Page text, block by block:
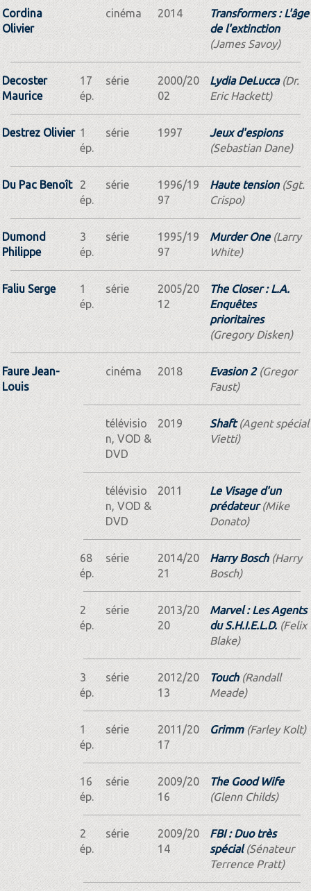
Cordina
Olivier
cinéma 2014
Transformers : L'âge
de l'extinction
(James Savoy)
Decoster
Maurice
17
ép.
série
2000/20
02
Lydia DeLucca(Dr.
Eric Hackett)
Destrez Olivier 1
ép.
série 1997
Jeux d'espions
(Sebastian Dane)
Du Pac Benoît
2
ép.
série
1996/19
97
Haute tension(Sgt.
Crispo)
Dumond
Philippe
3
ép.
série
1995/19
97
Murder One(Larry
White)
Faliu Serge
1
ép.
série
2005/20
12
The Closer : L.A.
Enquêtes
prioritaires
(Gregory Disken)
Faure Jean-
Louis
cinéma 2018 Evasion 2(Gregor
Faust)
télévisio
n, VOD &
DVD
2019 Shaft(Agent spécial
Vietti)
télévisio
n, VOD &
DVD
2011
Le Visage d'un
prédateur(Mike
Donato)
68
ép.
série
2014/20
21
Harry Bosch(Harry
Bosch)
2
ép.
série
2013/20
20
Marvel : Les Agents
du S.H.I.E.L.D.(Felix
Blake)
3
ép.
série
2012/20
13
Touch(Randall
Meade)
1
ép.
série
2011/20
17
Grimm(Farley Kolt)
16
ép.
série
2009/20
16
The Good Wife
(Glenn Childs)
2
ép.
série
2009/20
14
FBI : Duo très
spécial(Sénateur
Terrence Pratt)